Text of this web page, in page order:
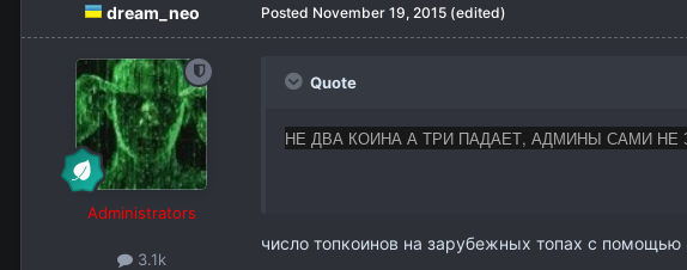
dream_neo
Administrators
3.1k
Posted November 19, 2015 (edited)
Quote
НЕ ДВА КОИНА А ТРИ ПАДАЕТ, АДМИНЫ САМИ НЕ
число топкоинов на зарубежных топах с